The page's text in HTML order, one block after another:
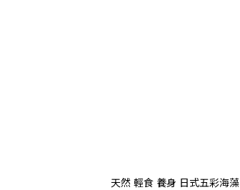
天然 輕食 養身 日式五彩海藻